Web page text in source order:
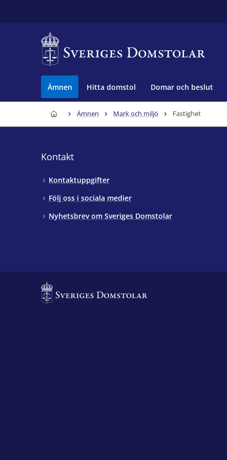
Ämnen Hitta domstol Domar och beslut
Ämnen Mark och miljö Fastighet
Kontakt
Kontaktuppgifter
Följ oss i sociala medier
Nyhetsbrev om Sveriges Domstolar